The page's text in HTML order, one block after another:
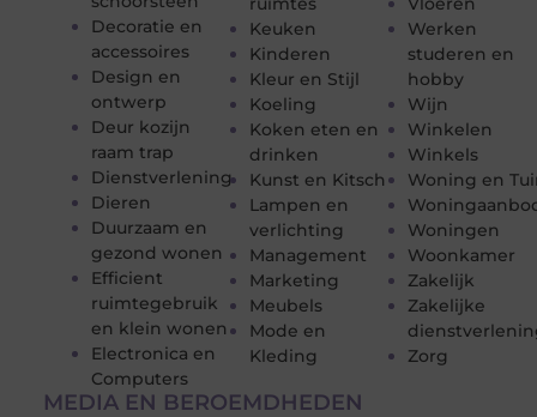
Decoratie en
accessoires
Design en
ontwerp
Deur kozijn
raam trap
Dienstverlening
Dieren
Duurzaam en
gezond wonen
Efficient
ruimtegebruik
en klein wonen
Electronica en
Computers
Keuken
Kinderen
Kleur en Stijl
Koeling
Koken eten en
drinken
Kunst en Kitsch
Lampen en
verlichting
Management
Marketing
Meubels
Mode en
Kleding
Werken
studeren en
hobby
Wijn
Winkelen
Winkels
Woning en
Woningen
Woonkamer
Zakelijk
Zakelijke
Zorg
MEDIA EN BEROEMDHEDEN